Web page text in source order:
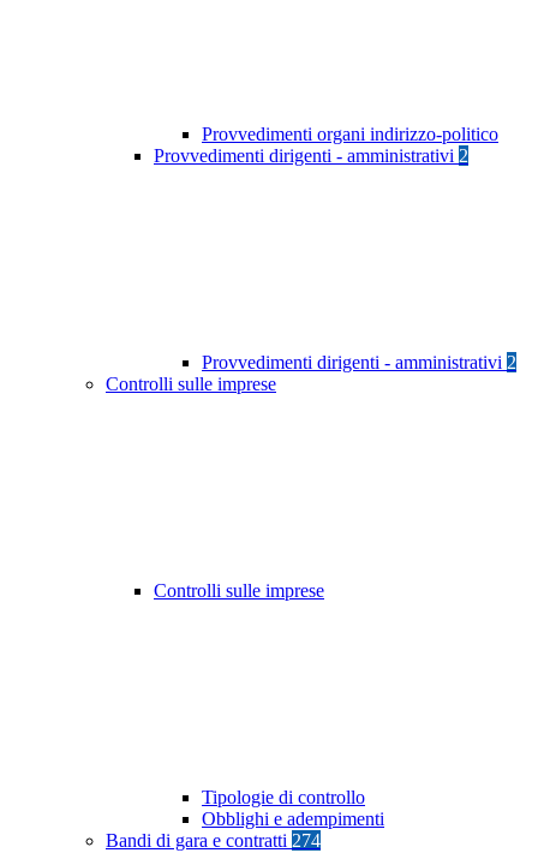
Provvedimenti organi indirizzo-politico
Provvedimenti dirigenti - amministrativi 2
Provvedimenti dirigenti - amministrativi 2
Controlli sulle imprese
Controlli sulle imprese
Tipologie di controllo
Obblighi e adempimenti
Bandi di gara e contratti 274